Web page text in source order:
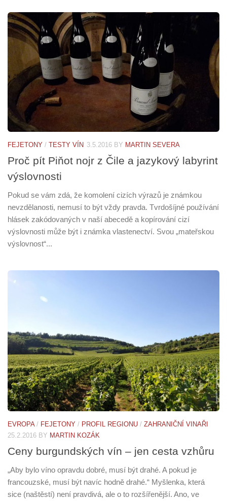
FEJETONY / TESTY VÍN 3.5.2016 BY MARTIN SEVERA
Proč pít Piňot nojr z Čile a jazykový labyrint
výslovnosti
Pokud se vám zdá, že komolení cizích výrazů je známkou
nevzdělanosti, nemusí to být vždy pravda. Tvrdošíjné používání
hlásek zakódovaných v naší abecedě a kopírování cizí
výslovnosti může být i známka vlastenectví. Svou „mateřskou
výslovnost“...
EVROPA / FEJETONY / PROFIL REGIONU / ZAHRANIČNÍ VINAŘI
25.2.2016 BY MARTIN KOZÁK
Ceny burgundských vín – jen cesta vzhůru
„Aby bylo víno opravdu dobré, musí být drahé. A pokud je
francouzské, musí být navíc hodně drahé.“ Myšlenka, která
sice (naštěstí) není pravdivá, ale o to rozšířenější. Ano, ve